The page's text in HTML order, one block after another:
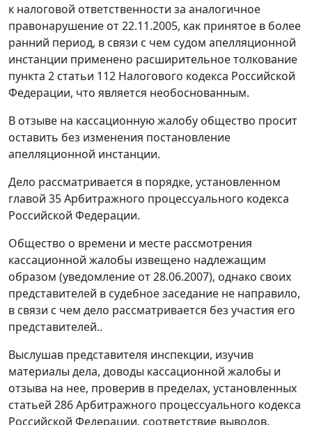
к налоговой ответственности за аналогичное
правонарушение от 22.11.2005, как принятое в более
ранний период, в связи с чем судом апелляционной
инстанции применено расширительное толкование
пункта 2 статьи 112 Налогового кодекса Российской
Федерации, что является необоснованным.
В отзыве на кассационную жалобу общество просит
оставить без изменения постановление
апелляционной инстанции.
Дело рассматривается в порядке, установленном
главой 35Арбитражного процессуального кодекса
Российской Федерации.
Общество о времени и месте рассмотрения
кассационной жалобы извещено надлежащим
образом (уведомление от 28.06.2007), однако своих
представителей в судебное заседание не направило,
в связи с чем дело рассматривается без участия его
представителей..
Выслушав представителя инспекции, изучив
материалы дела, доводы кассационной жалобы и
отзыва на нее, проверив в пределах, установленных
статьей 286Арбитражного процессуального кодекса
Российской Федерации, соответствие выводов,